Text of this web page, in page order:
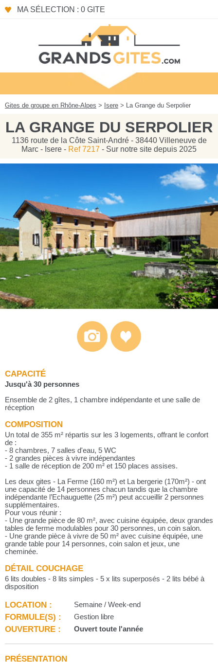
MA SÉLECTION : 0 GITE
Gites de groupe en Rhône-Alpes > Isere > La Grange du Serpolier
LA GRANGE DU SERPOLIER
1136 route de la Côte Saint-André - 38440 Villeneuve de
Marc - Isere - Ref 7217 - Sur notre site depuis 2025
CAPACITÉ
Jusqu'à 30 personnes
Ensemble de 2 gîtes, 1 chambre indépendante et une salle de
réception
COMPOSITION
Un total de 355 m² répartis sur les 3 logements, offrant le confort
de :
- 8 chambres, 7 salles d'eau, 5 WC
- 2 grandes pièces à vivre indépendantes
- 1 salle de réception de 200 m² et 150 places assises.
Les deux gites - La Ferme (160 m²) et La bergerie (170m²) - ont
une capacité de 14 personnes chacun tandis que la chambre
indépendante l’Echauguette (25 m²) peut accueillir 2 personnes
supplémentaires.
Pour vous réunir :
- Une grande pièce de 80 m², avec cuisine équipée, deux grandes
tables de ferme modulables pour 30 personnes, un coin salon.
- Une grande pièce à vivre de 50 m² avec cuisine équipée, une
grande table pour 14 personnes, coin salon et jeux, une
cheminée.
DÉTAIL COUCHAGE
6 lits doubles - 8 lits simples - 5 x lits superposés - 2 lits bébé à
disposition
LOCATION : Semaine / Week-end
FORMULE(S) : Gestion libre
OUVERTURE : Ouvert toute l'année
PRÉSENTATION
Panneau de gestion des cookies